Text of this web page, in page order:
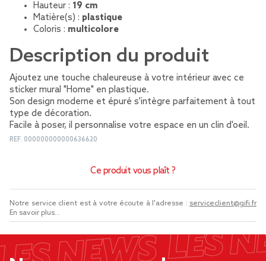
Hauteur : 19 cm
Matière(s) : plastique
Coloris : multicolore
Description du produit
Ajoutez une touche chaleureuse à votre intérieur avec ce
sticker mural "Home" en plastique.
Son design moderne et épuré s'intègre parfaitement à tout
type de décoration.
Facile à poser, il personnalise votre espace en un clin d'oeil.
REF. 000000000000636620
Ce produit vous plaît ?
Notre service client est à votre écoute à l'adresse : serviceclient@gifi.fr
En savoir plus...